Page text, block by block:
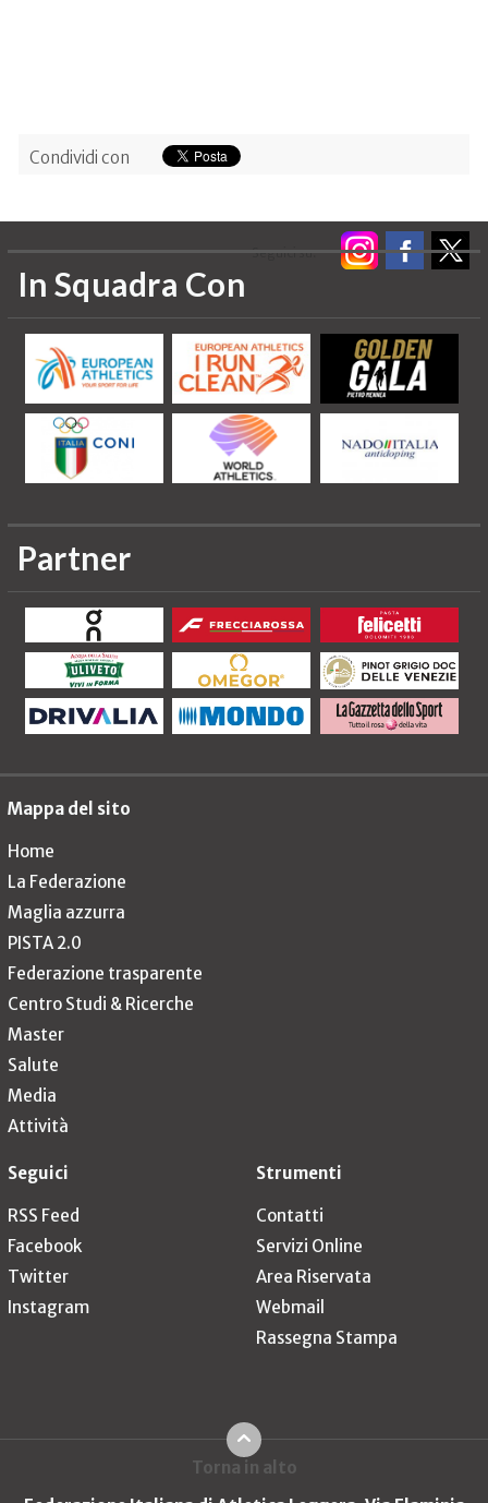
Condividi con
Seguici su:
In Squadra Con
Partner
Mappa del sito
Home
La Federazione
Maglia azzurra
PISTA 2.0
Federazione trasparente
Centro Studi & Ricerche
Master
Salute
Media
Attività
Seguici
RSS Feed
Facebook
Twitter
Instagram
Strumenti
Contatti
Servizi Online
Area Riservata
Webmail
Rassegna Stampa
Torna in alto